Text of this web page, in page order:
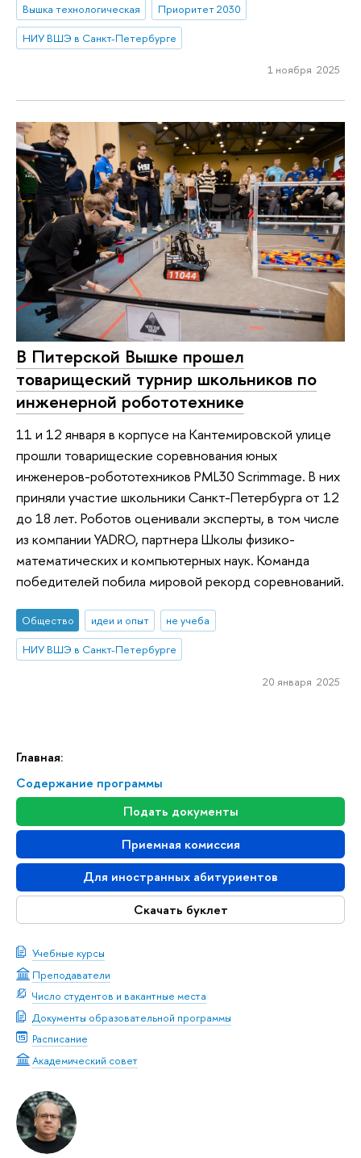
Главная:
Содержание программы
Подать документы
Приемная комиссия
Для иностранных абитуриентов
Скачать буклет
Учебные курсы
Преподаватели
Число студентов и вакантные места
Документы образовательной программы
Расписание
Академический совет
Вышка технологическая
Приоритет 2030
НИУ ВШЭ в Санкт-Петербурге
1 ноября 2025
В Питерской Вышке прошел
товарищеский турнир школьников по
инженерной робототехнике
11 и 12 января в корпусе на Кантемировской улице
прошли товарищеские соревнования юных
инженеров-робототехников PML30 Scrimmage. В них
приняли участие школьники Санкт-Петербурга от 12
до 18 лет. Роботов оценивали эксперты, в том числе
из компании YADRO, партнера Школы физико-
математических и компьютерных наук. Команда
победителей побила мировой рекорд соревнований.
Общество идеи и опыт
не учеба
НИУ ВШЭ в Санкт-Петербурге
20 января 2025